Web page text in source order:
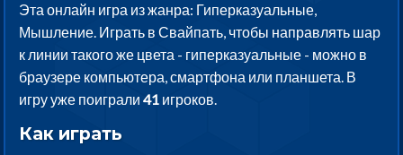
Эта онлайн игра из жанра: Гиперказуальные,
Мышление. Играть в Свайпать, чтобы направлять шар
к линии такого же цвета - гиперказуальные - можно в
браузере компьютера, смартфона или планшета. В
игру уже поиграли41 игроков.
Как играть